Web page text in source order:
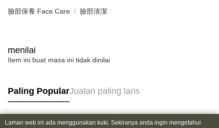
臉部保養 Face Care 臉部清潔
menilai
Item ini buat masa ini tidak dinilai
Paling PopularJualan paling laris
Laman web ini ada menggunakan kuki. Sekiranya anda ingin mengetahui